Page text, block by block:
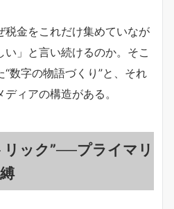
税金をこれだけ集めていなが
」と言い続けるのか。そこ
数字の物語づくり”と、それ
ィアの構造がある。
リック”──プライマリ